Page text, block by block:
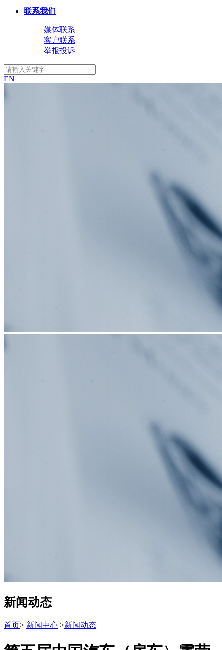
联系我们
媒体联系
客户联系
举报投诉
EN
新闻动态
首页> 新闻中心 >新闻动态